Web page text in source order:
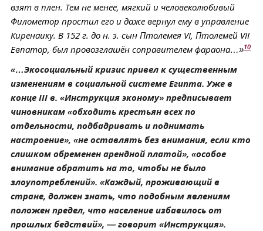
взят в плен. Тем не менее, мягкий и человеколюбивый
Филометор простил его и даже вернул ему в управление
Киренаику. В 152 г. до н. э. сын Птолемея VI, Птолемей VII
Евпатор, был провозглашён соправителем фараона…»10
«…Экосоциальный кризис привел к существенным
изменениям в социальной системе Египта. Уже в
конце III в. «Инструкция эконому» предписывает
чиновникам «обходить крестьян всех по
отдельности, подбадривать и поднимать
настроение», «не оставлять без внимания, если кто
слишком обременен арендной платой», «особое
внимание обратить на то, чтобы не было
злоупотреблений». «Каждый, проживающий в
стране, должен знать, что подобным явлениям
положен предел, что население избавилось от
прошлых бедствий», — говорит «Инструкция».